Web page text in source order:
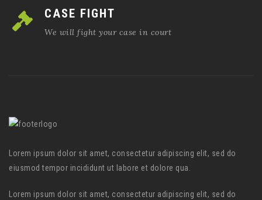
CASE FIGHT
We will fight your case in court
Lorem ipsum dolor sit amet, consectetur adipiscing elit, sed do
eiusmod tempor incididunt ut labore et dolore qua.
Lorem ipsum dolor sit amet, consectetur adipiscing elit, sed do